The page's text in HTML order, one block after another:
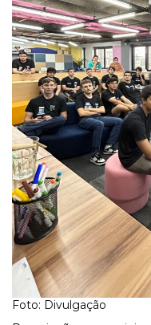
Foto: Divulgação